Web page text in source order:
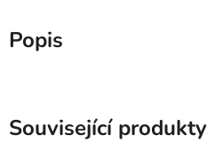
Popis
Související produkty